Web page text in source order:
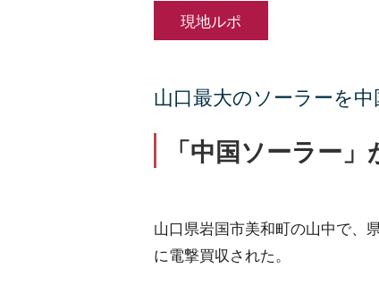
現地ルポ
山口最大のソーラーを
「中国ソーラー
山口県岩国市美和町の山中で、
に電撃買収された。